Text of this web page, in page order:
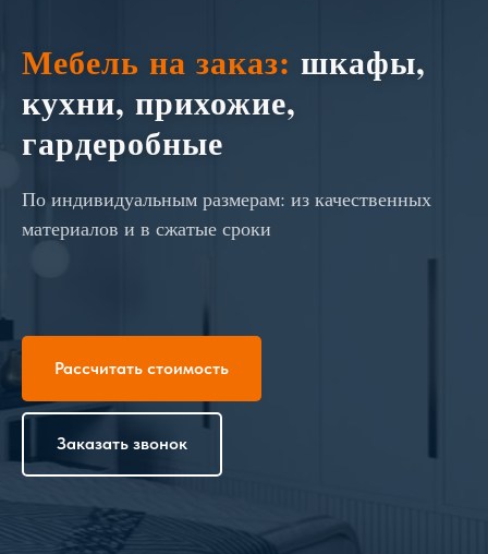
Мебель на заказ: шкафы,
кухни, прихожие,
гардеробные
По индивидуальным размерам: из качественных
материалов и в сжатые сроки
Рассчитать стоимость
Заказать звонок